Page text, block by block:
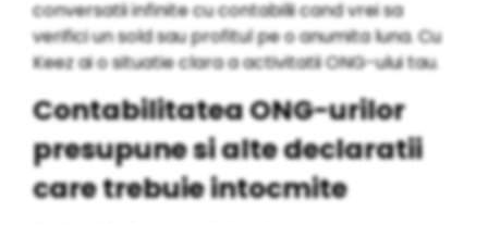
conversatii infinite cu contabilii cand vrei sa
verifici un sold sau profitul pe o anumita luna. Cu
Keez ai o situatie clara a activitatii ONG-ului tau.
Contabilitatea ONG-urilor
presupune si alte declaratii
care trebuie intocmite